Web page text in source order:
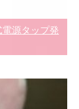
源タップ発